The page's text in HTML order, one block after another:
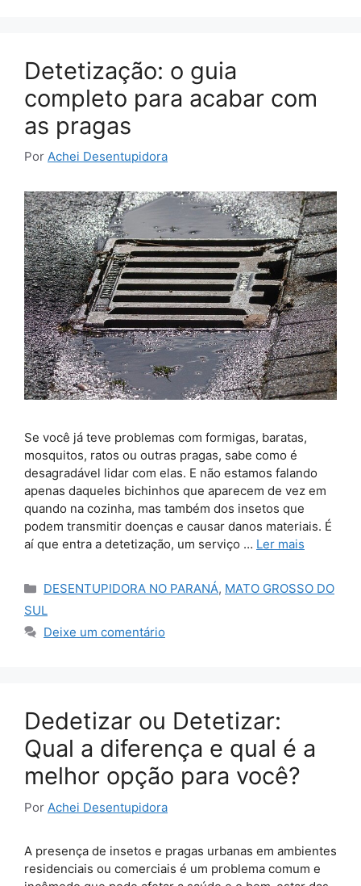
Detetização: o guia
completo para acabar com
as pragas
Por Achei Desentupidora
Se você já teve problemas com formigas, baratas,
mosquitos, ratos ou outras pragas, sabe como é
desagradável lidar com elas. E não estamos falando
apenas daqueles bichinhos que aparecem de vez em
quando na cozinha, mas também dos insetos que
podem transmitir doenças e causar danos materiais. É
aí que entra a detetização, um serviço … Ler mais
Categorias
DESENTUPIDORA NO PARANÁ, MATO GROSSO DO
SUL
Deixe um comentário
Dedetizar ou Detetizar:
Qual a diferença e qual é a
melhor opção para você?
Por Achei Desentupidora
A presença de insetos e pragas urbanas em ambientes
residenciais ou comerciais é um problema comum e